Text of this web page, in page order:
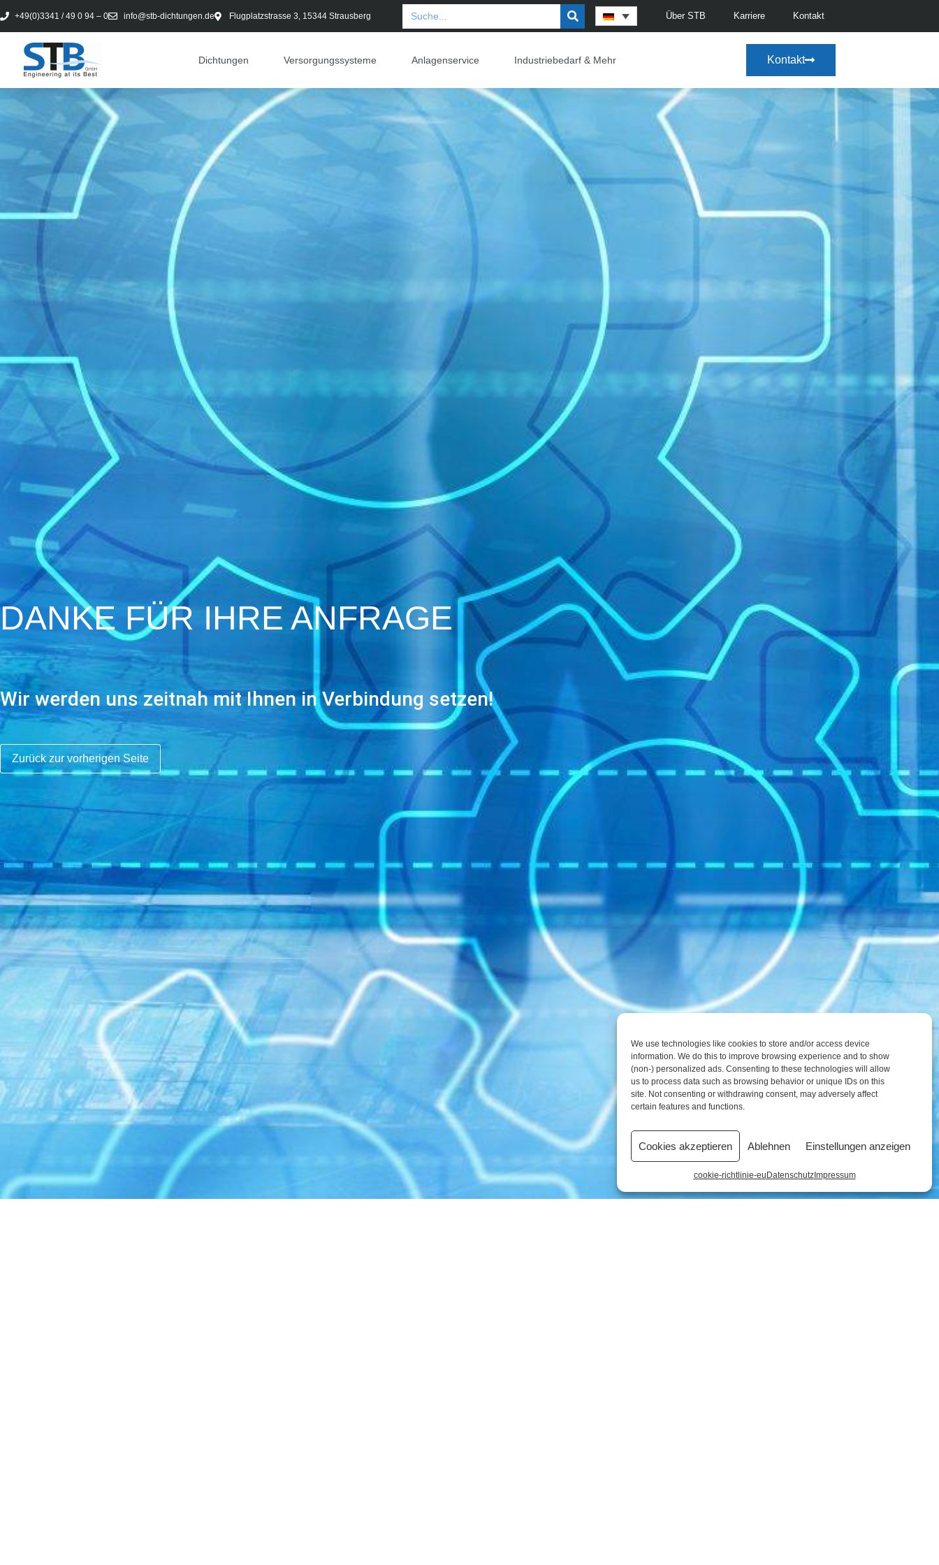
We use technologies like cookies to store and/or access device
information. We do this to improve browsing experience and to show
(non-) personalized ads. Consenting to these technologies will allow
us to process data such as browsing behavior or unique IDs on this
site. Not consenting or withdrawing consent, may adversely affect
certain features and functions.
Cookies akzeptieren Ablehnen Einstellungen anzeigen
cookie-richtlinie-eu DatenschutzImpressum
+49(0)3341 / 49 0 94 – 0 info@stb-dichtungen.de Flugplatzstrasse 3, 15344 Strausberg Über STB Karriere Kontakt
Dichtungen Versorgungssysteme Anlagenservice Industriebedarf & Mehr Kontakt
DANKE FÜR IHRE ANFRAGE
Wir werden uns zeitnah mit Ihnen in Verbindung setzen!